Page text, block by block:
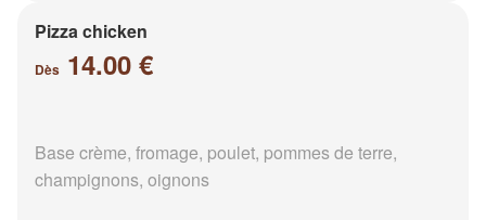
Pizza chicken
Dès 14.00 €
Base crème, fromage, poulet, pommes de terre,
champignons, oignons